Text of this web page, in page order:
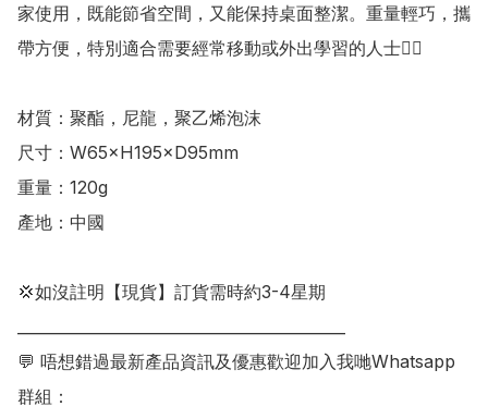
家使用，既能節省空間，又能保持桌面整潔。重量輕巧，攜
帶方便，特別適合需要經常移動或外出學習的人士👍🏻
材質：聚酯，尼龍，聚乙烯泡沫
尺寸：‎W65×H195×D95mm
重量：120g
產地：中國
💢如沒註明【現貨】訂貨需時約3-4星期
💬 唔想錯過最新產品資訊及優惠歡迎加入我哋Whatsapp
群組：